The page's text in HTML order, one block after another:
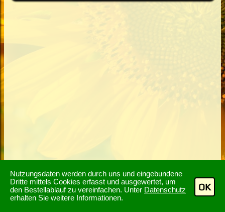
Nutzungsdaten werden durch uns und eingebundene
Dritte mittels Cookies erfasst und ausgewertet, um
den Bestellablauf zu vereinfachen. Unter Datenschutz
erhalten Sie weitere Informationen.
OK